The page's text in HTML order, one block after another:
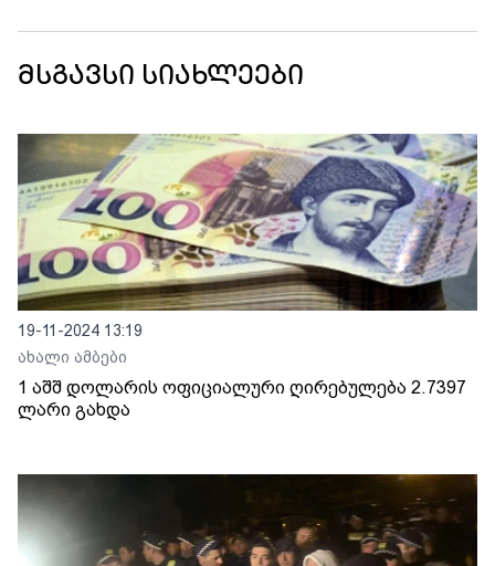
მსგავსი სიახლეები
19-11-2024 13:19
ახალი ამბები
1 აშშ დოლარის ოფიციალური ღირებულება 2.7397
ლარი გახდა